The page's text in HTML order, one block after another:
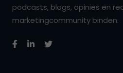
podcasts, blogs, opinies en
marketingcommunity binden.